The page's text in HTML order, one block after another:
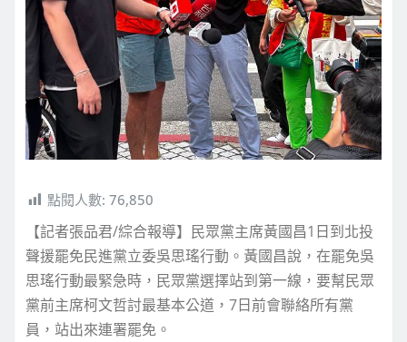
點閱人數: 76,850
【記者張品君/綜合報導】民眾黨主席黃國昌1日到北投
聲援罷免民進黨立委吳思瑤行動。黃國昌說，在罷免吳
思瑤行動最緊急時，民眾黨選擇站到第一線，要幫民眾
黨前主席柯文哲討最基本公道，7日前會聯絡所有黨
員，站出來連署罷免。